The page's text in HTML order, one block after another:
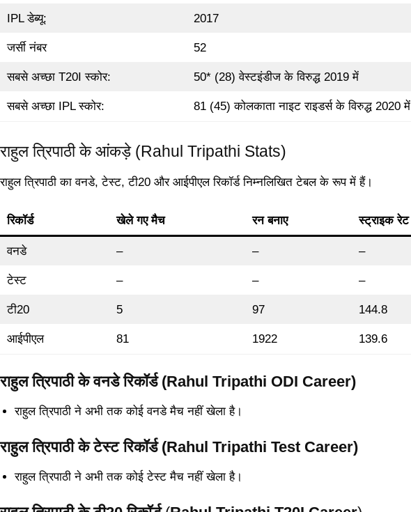
IPL डेब्यू: 2017
जर्सी नंबर 52
सबसे अच्छा T20I स्कोर: 50* (28) वेस्टइंडीज के विरुद्ध 2019 में
सबसे अच्छा IPL स्कोर: 81 (45) कोलकाता नाइट राइडर्स के विरुद्ध 2020 में
राहुल त्रिपाठी के आंकड़े (Rahul Tripathi Stats)
राहुल त्रिपाठी का वनडे, टेस्ट, टी20 और आईपीएल रिकॉर्ड निम्नलिखित टेबल के रूप में हैं।
रिकॉर्ड खेले गए मैच रन बनाए स्ट्राइक रेट
वनडे – – –
टेस्ट – – –
टी20 5 97 144.8
आईपीएल 81 1922 139.6
राहुल त्रिपाठी के वनडे रिकॉर्ड (Rahul Tripathi ODI Career)
राहुल त्रिपाठी ने अभी तक कोई वनडे मैच नहीं खेला है।
राहुल त्रिपाठी के टेस्ट रिकॉर्ड (Rahul Tripathi Test Career)
राहुल त्रिपाठी ने अभी तक कोई टेस्ट मैच नहीं खेला है।